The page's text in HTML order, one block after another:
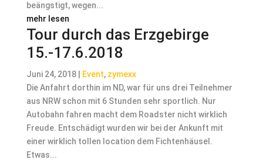
beängstigt, wegen...
mehr lesen
Tour durch das Erzgebirge
15.-17.6.2018
Juni 24, 2018| Event, zymexx
Die Anfahrt dorthin im ND, war für uns drei Teilnehmer
aus NRW schon mit 6 Stunden sehr sportlich. Nur
Autobahn fahren macht dem Roadster nicht wirklich
Freude. Entschädigt wurden wir bei der Ankunft mit
einer wirklich tollen location dem Fichtenhäusel.
Etwas...